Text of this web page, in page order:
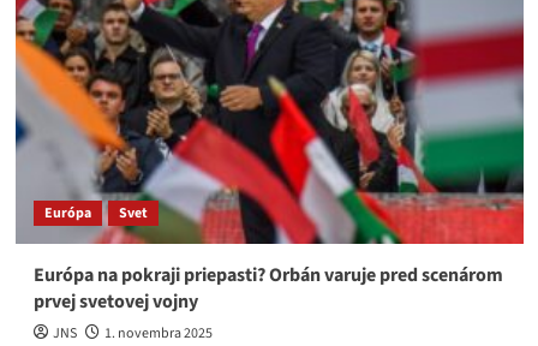
do
Ríma.
Na
Slovensku
v r.
2020-
2023
všetky
politické
cesty
viedli
Pr.
paláca
Európa Svet
Európa na pokraji priepasti? Orbán varuje pred scenárom
prvej svetovej vojny
JNS
1. novembra 2025